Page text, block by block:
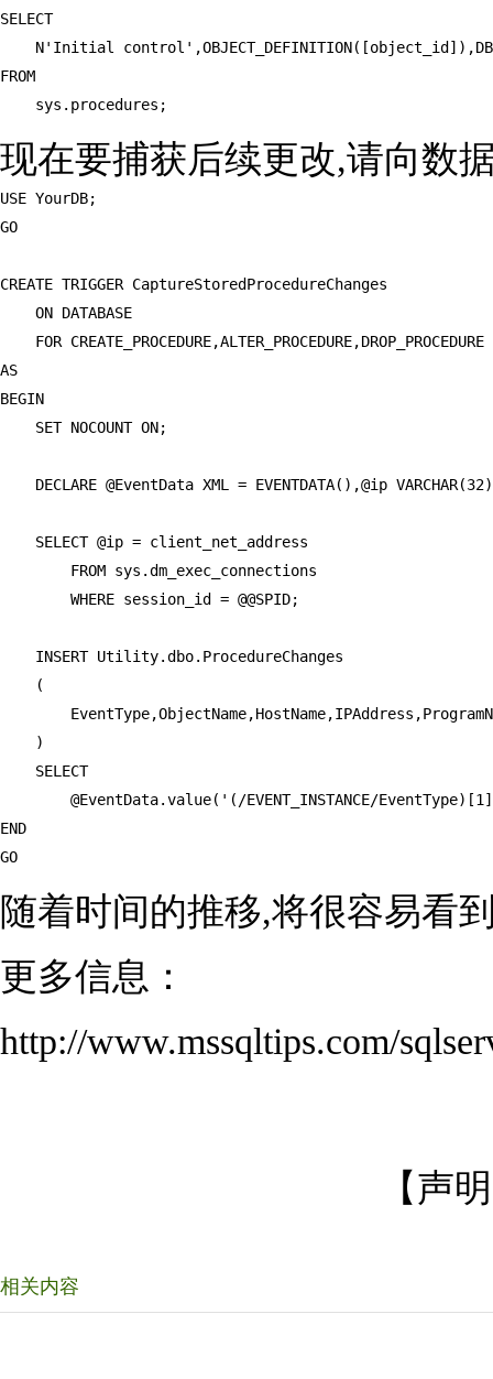
SELECT
N'Initial
FROM
    sys.procedures;
现在要捕获后续更改,请向数
USE YourDB;
GO
CREATE TRIGGER CaptureStoredProcedureChanges
    ON DATABASE
    FOR CREATE_PROCEDURE,ALTER_PROCEDURE,DROP_PROCEDURE
AS
BEGIN
    SET NOCOUNT ON;
DECLARE @EventData XML = EVENTDATA(),@ip
    SELECT @ip = client_net_address
        FROM sys.dm_exec_connections
        WHERE session_id = @@SPID;
    INSERT Utility.dbo.ProcedureChanges
    (
    )
    SELECT
@EventData.value('(/EVENT_INSTANCE/
END
GO
随着时间的推移,将很容易看
更多信息：
http://www.mssqltips.com/
【声
相关内容